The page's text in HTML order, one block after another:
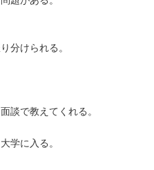
分けられる。
談で教えてくれる。
学に入る。